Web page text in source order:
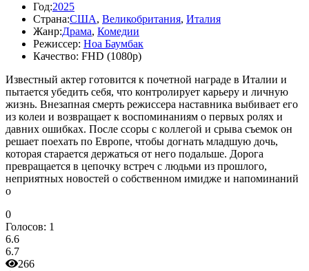
Год:2025
Страна:США, Великобритания, Италия
Жанр:Драма, Комедии
Режиссер: Ноа Баумбак
Качество: FHD (1080p)
Известный актер готовится к почетной награде в Италии и
пытается убедить себя, что контролирует карьеру и личную
жизнь. Внезапная смерть режиссера наставника выбивает его
из колеи и возвращает к воспоминаниям о первых ролях и
давних ошибках. После ссоры с коллегой и срыва съемок он
решает поехать по Европе, чтобы догнать младшую дочь,
которая старается держаться от него подальше. Дорога
превращается в цепочку встреч с людьми из прошлого,
неприятных новостей о собственном имидже и напоминаний
о
0
Голосов: 1
6.6
6.7
266